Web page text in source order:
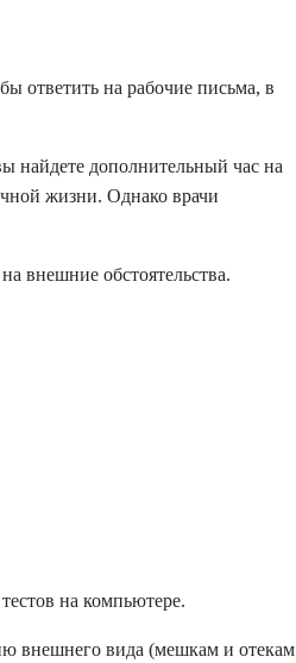
ответить на рабочие письма, в
найдете дополнительный час на
жизни. Однако врачи
внешние обстоятельства.
на компьютере.
внешнего вида (мешкам и отекам